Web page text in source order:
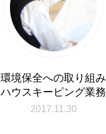
環境保全への取り組み
ハウスキーピング業務
2017.11.30